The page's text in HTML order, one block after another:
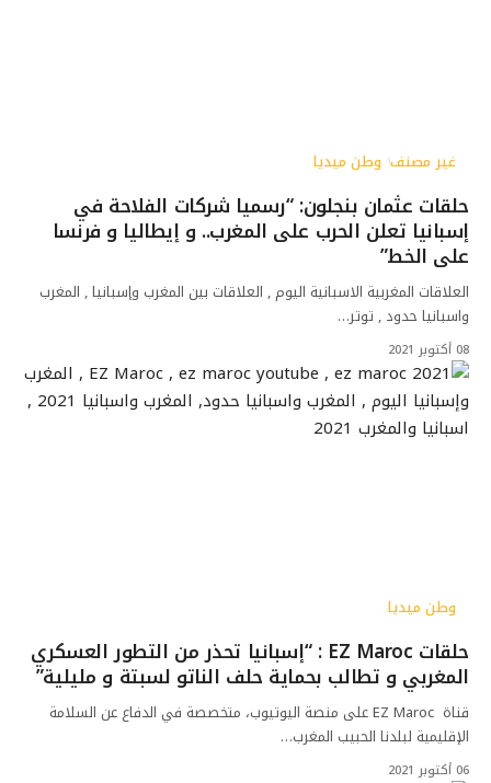
غير مصنف وطن ميديا
حلقات عثمان بنجلون: “رسميا شركات الفلاحة في
إسبانيا تعلن الحرب على المغرب.. و إيطاليا و فرنسا
على الخط”
العلاقات المغربية الاسبانية اليوم , العلاقات بين المغرب وإسبانيا , المغرب
واسبانيا حدود , توتر…
08 أكتوبر 2021
وطن ميديا
حلقات EZ Maroc : “إسبانيا تحذر من التطور العسكري
المغربي و تطالب بحماية حلف الناتو لسبتة و مليلية”
قناة EZ Maroc على منصة اليوتيوب، متخصصة في الدفاع عن السلامة
الإقليمية لبلدنا الحبيب المغرب…
06 أكتوبر 2021